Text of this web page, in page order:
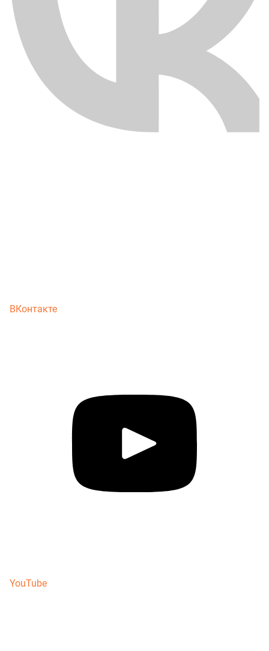
ВКонтакте
YouTube